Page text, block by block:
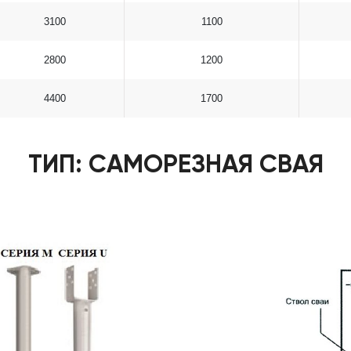
3100 1100
2800 1200
4400 1700
ТИП: САМОРЕЗНАЯ СВАЯ